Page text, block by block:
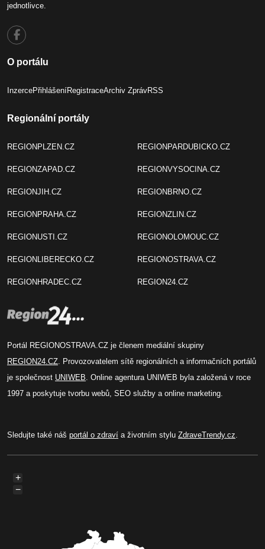
jednotlivce.
O portálu
InzercePřihlášeníRegistraceArchiv ZprávRSS
Regionální portály
REGIONPLZEN.CZ
REGIONZAPAD.CZ
REGIONJIH.CZ
REGIONPRAHA.CZ
REGIONUSTI.CZ
REGIONLIBERECKO.CZ
REGIONHRADEC.CZ
REGIONPARDUBICKO.CZ
REGIONVYSOCINA.CZ
REGIONBRNO.CZ
REGIONZLIN.CZ
REGIONOLOMOUC.CZ
REGIONOSTRAVA.CZ
REGION24.CZ
Portál REGIONOSTRAVA.CZ je členem mediální skupiny
REGION24.CZ . Provozovatelem sítě regionálních a informačních portálů
je společnost UNIWEB . Online agentura UNIWEB byla založená v roce
1997 a poskytuje tvorbu webů, SEO služby a online marketing.
Sledujte také náš portál o zdraví a životním stylu ZdraveTrendy.cz
+
−